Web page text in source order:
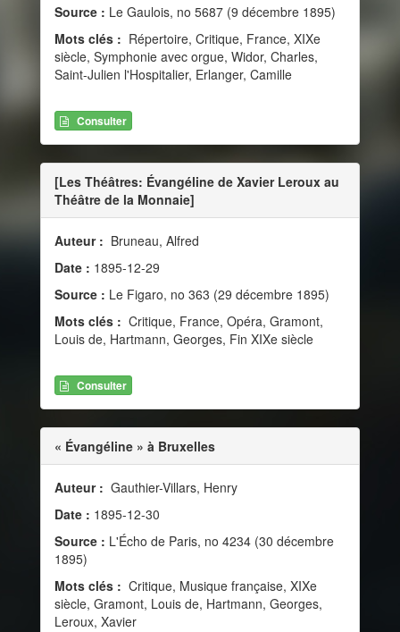
Source : Le Gaulois, no 5687 (9 décembre 1895)
Mots clés : Répertoire, Critique, France, XIXe
siècle, Symphonie avec orgue, Widor, Charles,
Saint-Julien l'Hospitalier, Erlanger, Camille
Consulter
[Les Théâtres: Évangéline de Xavier Leroux au
Théâtre de la Monnaie]
Auteur : Bruneau, Alfred
Date : 1895-12-29
Source : Le Figaro, no 363 (29 décembre 1895)
Mots clés : Critique, France, Opéra, Gramont,
Louis de, Hartmann, Georges, Fin XIXe siècle
Consulter
« Évangéline » à Bruxelles
Auteur : Gauthier-Villars, Henry
Date : 1895-12-30
Source : L'Écho de Paris, no 4234 (30 décembre
1895)
Mots clés : Critique, Musique française, XIXe
siècle, Gramont, Louis de, Hartmann, Georges,
Leroux, Xavier